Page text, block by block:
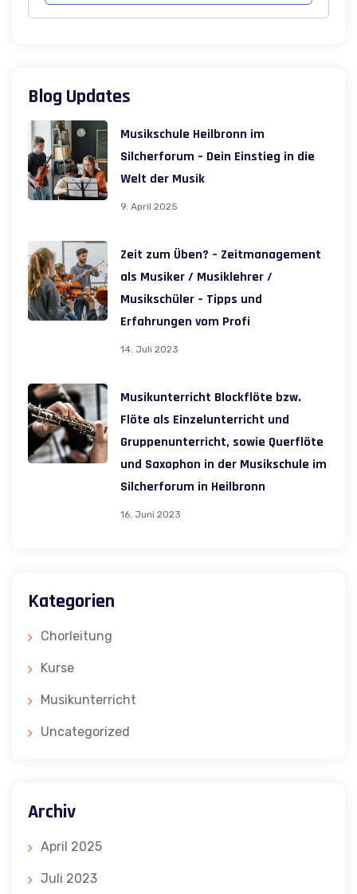
400,00 € 350,00 €.
Blog Updates
Musikschule Heilbronn im
Silcherforum – Dein Einstieg in die
Welt der Musik
9. April 2025
Zeit zum Üben? – Zeitmanagement
als Musiker / Musiklehrer /
Musikschüler – Tipps und
Erfahrungen vom Profi
14. Juli 2023
Musikunterricht Blockflöte bzw.
Flöte als Einzelunterricht und
Gruppenunterricht, sowie Querflöte
und Saxophon in der Musikschule im
Silcherforum in Heilbronn
16. Juni 2023
Kategorien
Chorleitung
Kurse
Musikunterricht
Uncategorized
Archiv
April 2025
Juli 2023